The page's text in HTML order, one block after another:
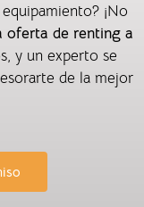
¡No
oferta de renting a
y un experto se
de la mejor